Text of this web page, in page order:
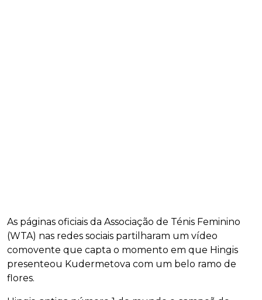
As páginas oficiais da Associação de Ténis Feminino
(WTA) nas redes sociais partilharam um vídeo
comovente que capta o momento em que Hingis
presenteou Kudermetova com um belo ramo de
flores.